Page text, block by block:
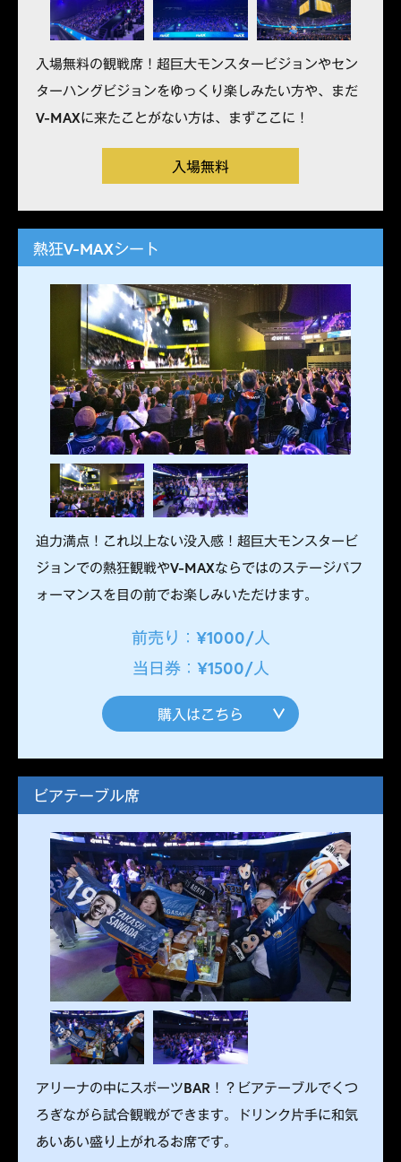
入場無料の観戦席！超巨大モンスタービジョンやセン
ターハングビジョンをゆっくり楽しみたい方や、まだ
V-MAXに来たことがない方は、まずここに！
入場無料
熱狂V-MAXシート
迫力満点！これ以上ない没入感！超巨大モンスタービ
ジョンでの熱狂観戦やV-MAXならではのステージパフ
ォーマンスを目の前でお楽しみいただけます。
前売り：¥1000/人
当日券：¥1500/人
購入はこちら
ビアテーブル席
アリーナの中にスポーツBAR！？ビアテーブルでくつ
ろぎながら試合観戦ができます。ドリンク片手に和気
あいあい盛り上がれるお席です。